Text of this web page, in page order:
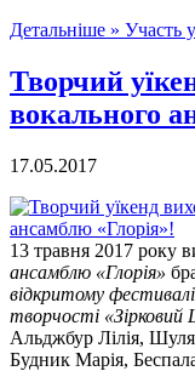
Детальніше » Участь
Творчий
вокального
17.05.2017
13 травня 2017 року
ансамблю «Глорія»
відкритому
творчості
Альджбур Лілія,
Будник Марія,